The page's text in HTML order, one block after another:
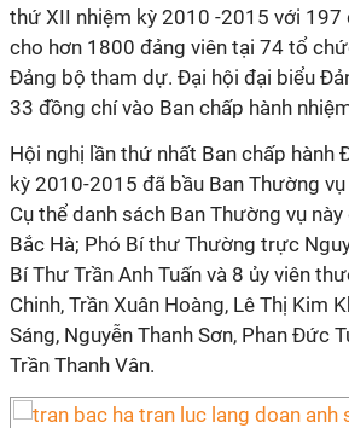
thứ XII nhiệm kỳ 2010 -2015 với 197
cho hơn 1800 đảng viên tại 74 tổ
Đảng bộ tham dự. Đại hội đại biểu
33 đồng chí vào Ban chấp hành
Hội nghị lần thứ nhất Ban chấp hành
kỳ 2010-2015 đã bầu Ban Thường
Cụ thể danh sách Ban Thường vụ
Bắc Hà; Phó Bí thư Thường trực
Bí Thư Trần Anh Tuấn và 8 ủy viên
Chinh, Trần Xuân Hoàng, Lê Thị Kim
Sáng, Nguyễn Thanh Sơn, Phan Đức
Trần Thanh Vân.